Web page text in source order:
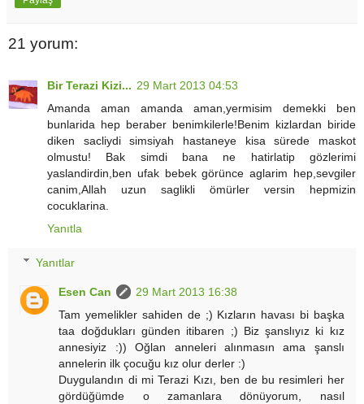
21 yorum:
Bir Terazi Kizi... 29 Mart 2013 04:53
Amanda aman amanda aman,yermisim demekki ben
bunlarida hep beraber benimkilerle!Benim kizlardan biride
diken sacliydi simsiyah hastaneye kisa sürede maskot
olmustu! Bak simdi bana ne hatirlatip gözlerimi
yaslandirdin,ben ufak bebek görünce aglarim hep,sevgiler
canim,Allah uzun saglikli ömürler versin hepmizin
cocuklarina.
Yanıtla
Yanıtlar
Esen Can
29 Mart 2013 16:38
Tam yemelikler sahiden de ;) Kızların havası bi başka
taa doğdukları günden itibaren ;) Biz şanslıyız ki kız
annesiyiz :)) Oğlan anneleri alınmasın ama şanslı
annelerin ilk çocuğu kız olur derler :)
Duygulandın di mi Terazi Kızı, ben de bu resimleri her
gördüğümde o zamanlara dönüyorum, nasıl